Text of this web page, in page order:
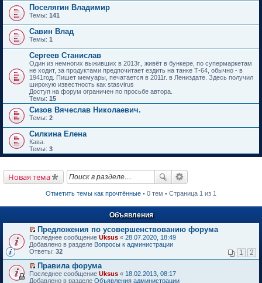
Поселягин Владимир
Темы: 141
Савин Влад
Темы: 1
Сергеев Станислав
Один из немногих выживших в 2013г., живёт в бункере, по супермаркетам
не ходит, за продуктами предпочитает ездить на танке Т-64, обычно - в
1941год. Пишет мемуары, печатается в 2011г. в Лениздате. Здесь получил
широкую известность как stasvirus
Доступ на форум ограничен по просьбе автора.
Темы: 15
Сизов Вячеслав Николаевич.
Темы: 2
Силкина Елена
Кава.
Темы: 3
Новая тема
Отметить темы как прочтённые • 0 тем • Страница 1 из 1
Объявления
П
е
р
й
т
и
Предложения по усовершенствованию форума
Последнее сообщение Uksus « 28.07.2020, 18:49
Добавлено в разделе Вопросы к администрации
Ответы: 32 1 2
П
е
Правила форума
Последнее сообщение Uksus « 18.02.2013, 08:17
Добавлено в разделе Объявления администрации